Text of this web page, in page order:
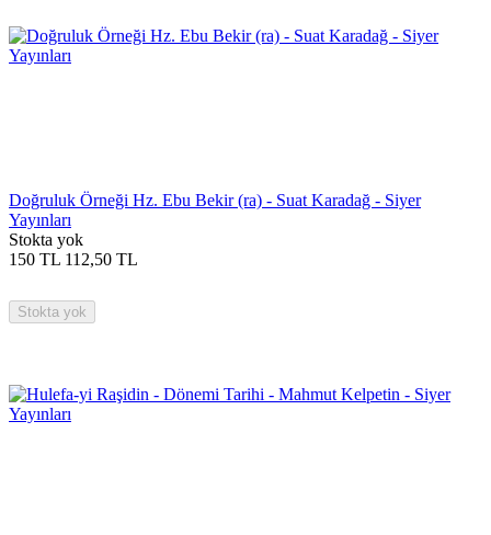
Doğruluk Örneği Hz. Ebu Bekir (ra) - Suat Karadağ - Siyer
Yayınları
Stokta yok
150 TL 112,50 TL
Stokta yok